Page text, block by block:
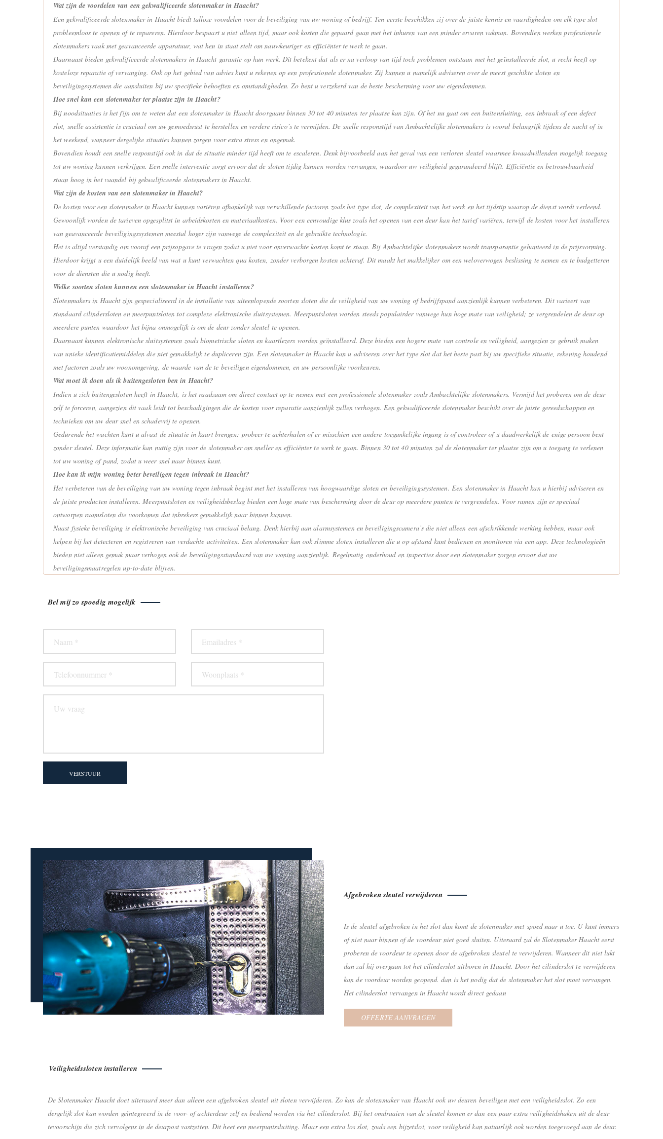
Wat zijn de voordelen van een gekwalificeerde slotenmaker in Haacht?
Een gekwalificeerde slotenmaker in Haacht biedt talloze voordelen voor de beveiliging van uw woning of bedrijf. Ten eerste beschikken zij over de juiste kennis en vaardigheden om elk type slot
probleemloos te openen of te repareren. Hierdoor bespaart u niet alleen tijd, maar ook kosten die gepaard gaan met het inhuren van een minder ervaren vakman. Bovendien werken professionele
slotenmakers vaak met geavanceerde apparatuur, wat hen in staat stelt om nauwkeuriger en efficiënter te werk te gaan.
Daarnaast bieden gekwalificeerde slotenmakers in Haacht garantie op hun werk. Dit betekent dat als er na verloop van tijd toch problemen ontstaan met het geïnstalleerde slot, u recht heeft op
kosteloze reparatie of vervanging. Ook op het gebied van advies kunt u rekenen op een professionele slotenmaker. Zij kunnen u namelijk adviseren over de meest geschikte sloten en
beveiligingssystemen die aansluiten bij uw specifieke behoeften en omstandigheden. Zo bent u verzekerd van de beste bescherming voor uw eigendommen.
Hoe snel kan een slotenmaker ter plaatse zijn in Haacht?
Bij noodsituaties is het fijn om te weten dat een slotenmaker in Haacht doorgaans binnen 30 tot 40 minuten ter plaatse kan zijn. Of het nu gaat om een buitensluiting, een inbraak of een defect
slot, snelle assistentie is cruciaal om uw gemoedsrust te herstellen en verdere risico’s te vermijden. De snelle responstijd van Ambachtelijke slotenmakers is vooral belangrijk tijdens de nacht of in
het weekend, wanneer dergelijke situaties kunnen zorgen voor extra stress en ongemak.
Bovendien houdt een snelle responstijd ook in dat de situatie minder tijd heeft om te escaleren. Denk bijvoorbeeld aan het geval van een verloren sleutel waarmee kwaadwillenden mogelijk toegang
tot uw woning kunnen verkrijgen. Een snelle interventie zorgt ervoor dat de sloten tijdig kunnen worden vervangen, waardoor uw veiligheid gegarandeerd blijft. Efficiëntie en betrouwbaarheid
staan hoog in het vaandel bij gekwalificeerde slotenmakers in Haacht.
Wat zijn de kosten van een slotenmaker in Haacht?
De kosten voor een slotenmaker in Haacht kunnen variëren afhankelijk van verschillende factoren zoals het type slot, de complexiteit van het werk en het tijdstip waarop de dienst wordt verleend.
Gewoonlijk worden de tarieven opgesplitst in arbeidskosten en materiaalkosten. Voor een eenvoudige klus zoals het openen van een deur kan het tarief variëren, terwijl de kosten voor het installeren
van geavanceerde beveiligingssystemen meestal hoger zijn vanwege de complexiteit en de gebruikte technologie.
Het is altijd verstandig om vooraf een prijsopgave te vragen zodat u niet voor onverwachte kosten komt te staan. Bij Ambachtelijke slotenmakers wordt transparantie gehanteerd in de prijsvorming.
Hierdoor krijgt u een duidelijk beeld van wat u kunt verwachten qua kosten, zonder verborgen kosten achteraf. Dit maakt het makkelijker om een weloverwogen beslissing te nemen en te budgetteren
voor de diensten die u nodig heeft.
Welke soorten sloten kunnen een slotenmaker in Haacht installeren?
Slotenmakers in Haacht zijn gespecialiseerd in de installatie van uiteenlopende soorten sloten die de veiligheid van uw woning of bedrijfspand aanzienlijk kunnen verbeteren. Dit varieert van
standaard cilindersloten en meerpuntsloten tot complexe elektronische sluitsystemen. Meerpuntsloten worden steeds populairder vanwege hun hoge mate van veiligheid; ze vergrendelen de deur op
meerdere punten waardoor het bijna onmogelijk is om de deur zonder sleutel te openen.
Daarnaast kunnen elektronische sluitsystemen zoals biometrische sloten en kaartlezers worden geïnstalleerd. Deze bieden een hogere mate van controle en veiligheid, aangezien ze gebruik maken
van unieke identificatiemiddelen die niet gemakkelijk te dupliceren zijn. Een slotenmaker in Haacht kan u adviseren over het type slot dat het beste past bij uw specifieke situatie, rekening houdend
met factoren zoals uw woonomgeving, de waarde van de te beveiligen eigendommen, en uw persoonlijke voorkeuren.
Wat moet ik doen als ik buitengesloten ben in Haacht?
Indien u zich buitengesloten heeft in Haacht, is het raadzaam om direct contact op te nemen met een professionele slotenmaker zoals Ambachtelijke slotenmakers. Vermijd het proberen om de deur
zelf te forceren, aangezien dit vaak leidt tot beschadigingen die de kosten voor reparatie aanzienlijk zullen verhogen. Een gekwalificeerde slotenmaker beschikt over de juiste gereedschappen en
technieken om uw deur snel en schadevrij te openen.
Gedurende het wachten kunt u alvast de situatie in kaart brengen: probeer te achterhalen of er misschien een andere toegankelijke ingang is of controleer of u daadwerkelijk de enige persoon bent
zonder sleutel. Deze informatie kan nuttig zijn voor de slotenmaker om sneller en efficiënter te werk te gaan. Binnen 30 tot 40 minuten zal de slotenmaker ter plaatse zijn om u toegang te verlenen
tot uw woning of pand, zodat u weer snel naar binnen kunt.
Hoe kan ik mijn woning beter beveiligen tegen inbraak in Haacht?
Het verbeteren van de beveiliging van uw woning tegen inbraak begint met het installeren van hoogwaardige sloten en beveiligingssystemen. Een slotenmaker in Haacht kan u hierbij adviseren en
de juiste producten installeren. Meerpuntsloten en veiligheidsbeslag bieden een hoge mate van bescherming door de deur op meerdere punten te vergrendelen. Voor ramen zijn er speciaal
ontworpen raamsloten die voorkomen dat inbrekers gemakkelijk naar binnen kunnen.
Naast fysieke beveiliging is elektronische beveiliging van cruciaal belang. Denk hierbij aan alarmsystemen en beveiligingscamera’s die niet alleen een afschrikkende werking hebben, maar ook
helpen bij het detecteren en registreren van verdachte activiteiten. Een slotenmaker kan ook slimme sloten installeren die u op afstand kunt bedienen en monitoren via een app. Deze technologieën
bieden niet alleen gemak maar verhogen ook de beveiligingsstandaard van uw woning aanzienlijk. Regelmatig onderhoud en inspecties door een slotenmaker zorgen ervoor dat uw
beveiligingsmaatregelen up-to-date blijven.
Bel mij zo spoedig mogelijk
VERSTUUR
Afgebroken sleutel verwijderen
Is de sleutel afgebroken in het slot dan komt de slotenmaker met spoed naar u toe. U kunt immers
of niet naar binnen of de voordeur niet goed sluiten. Uiteraard zal de Slotenmaker Haacht eerst
proberen de voordeur te openen door de afgebroken sleutel te verwijderen. Wanneer dit niet lukt
dan zal hij overgaan tot het cilinderslot uitboren in Haacht. Door het cilinderslot te verwijderen
kan de voordeur worden geopend. dan is het nodig dat de slotenmaker het slot moet vervangen.
Het cilinderslot vervangen in Haacht wordt direct gedaan
OFFERTE AANVRAGEN
Veiligheidssloten installeren
De Slotenmaker Haacht doet uiteraard meer dan alleen een afgebroken sleutel uit sloten verwijderen. Zo kan de slotenmaker van Haacht ook uw deuren beveiligen met een veiligheidsslot. Zo een
dergelijk slot kan worden geïntegreerd in de voor- of achterdeur zelf en bediend worden via het cilinderslot. Bij het omdraaien van de sleutel komen er dan een paar extra veiligheidshaken uit de deur
tevoorschijn die zich vervolgens in de deurpost vastzetten. Dit heet een meerpuntssluiting. Maar een extra los slot, zoals een bijzetslot, voor veiligheid kan natuurlijk ook worden toegevoegd aan de deur.